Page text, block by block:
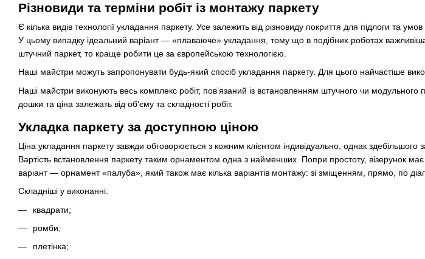
Різновиди та терміни робіт із монтажу паркету
Є кілька видів технології укладання паркету. Усе залежить від різновиду покриття для підлоги та
У цьому випадку ідеальний варіант — «плаваюче» укладання, тому що в подібних роботах
штучний паркет, то краще робити це за європейською технологією.
Наші майстри можуть запропонувати будь-який спосіб укладання паркету. Для цього найчастіше
Наші майстри виконують весь комплекс робіт, пов’язаний із встановленням штучного чи
дошки та ціна залежать від об’єму та складності робіт.
Укладка паркету за доступною ціною
Ціна укладання паркету завжди обговорюється з кожним клієнтом індивідуально, однак
Вартість встановлення паркету таким орнаментом одна з найменших. Попри простоту, візерунок
варіант — орнамент «палуба», який також має кілька варіантів монтажу: зі зміщенням, прямо, по
Складніші у виконанні:
квадрати;
ромби;
плетінка;